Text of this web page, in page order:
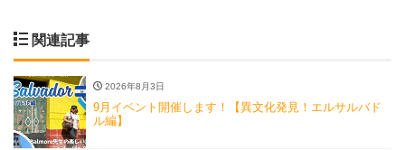
関連記事
2026年8月3日
9月イベント開催します！【異文化発見！エルサルバド
ル編】